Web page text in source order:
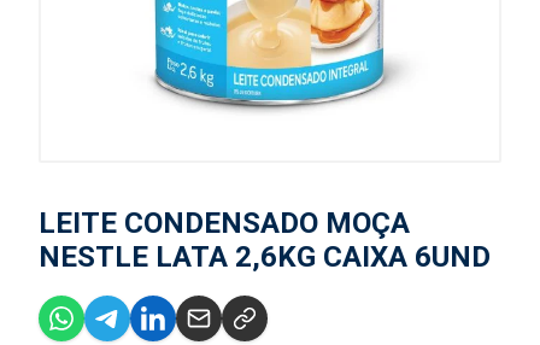
LEITE CONDENSADO MOÇA
NESTLE LATA 2,6KG CAIXA 6UND